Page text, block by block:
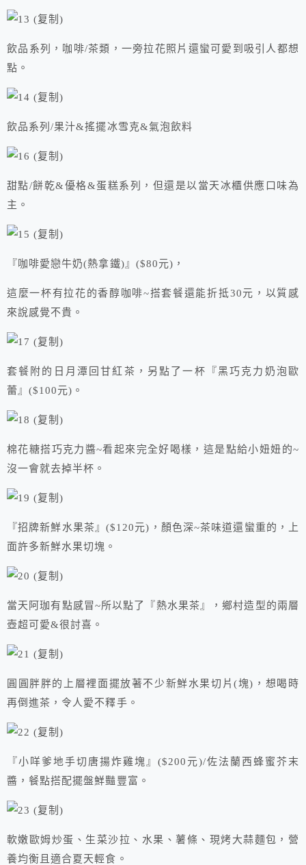
飲品系列，咖啡/茶類，一旁拉花照片還蠻可愛到吸引人都想
點。
飲品系列/果汁&搖擺冰雪克&氣泡飲料
甜點/餅乾&優格&蛋糕系列，但還是以當天冰櫃供應口味為
主。
『咖啡愛戀牛奶(熱拿鐵)』($80元)，
這麼一杯有拉花的香醇咖啡~搭套餐還能折抵30元，以質感
來說感覺不貴。
套餐附的日月潭回甘紅茶，另點了一杯『黑巧克力奶泡歐
蕾』($100元)。
棉花糖搭巧克力醬~看起來完全好喝樣，這是點給小妞妞的~
沒一會就去掉半杯。
『招牌新鮮水果茶』($120元)，顏色深~茶味道還蠻重的，上
面許多新鮮水果切塊。
當天阿珈有點感冒~所以點了『熱水果茶』，鄉村造型的兩層
壺超可愛&很討喜。
圓圓胖胖的上層裡面擺放著不少新鮮水果切片(塊)，想喝時
再倒進茶，令人愛不釋手。
『小咩爹地手切唐揚炸雞塊』($200元)/佐法蘭西蜂蜜芥末
醬，餐點搭配擺盤鮮豔豐富。
軟嫩歐姆炒蛋、生菜沙拉、水果、薯條、現烤大蒜麵包，營
養均衡且適合夏天輕食。